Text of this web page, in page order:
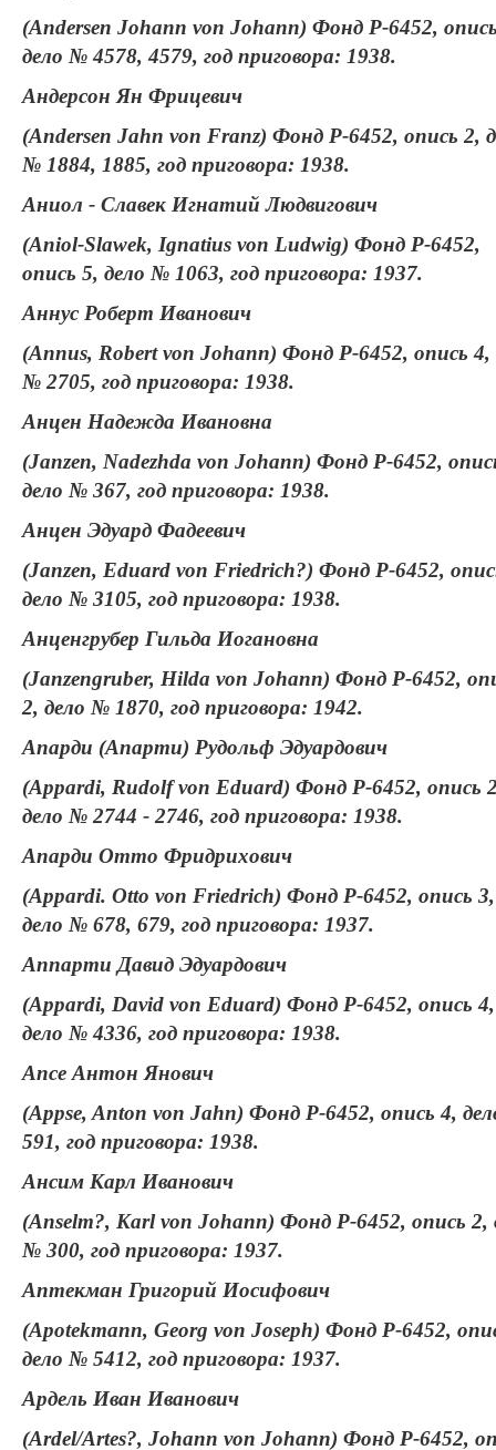
(Andersen Johann von Johann) Фонд Р-6452,
дело № 4578, 4579, год приговора: 1938.
Андерсон Ян Фрицевич
(Andersen Jahn von Franz) Фонд Р-6452, опись 2,
№ 1884, 1885, год приговора: 1938.
Аниол - Славек Игнатий Людвигович
(Aniol-Slawek, Ignatius von Ludwig) Фонд Р-6452,
опись 5, дело № 1063, год приговора: 1937.
Аннус Роберт Иванович
(Annus, Robert von Johann) Фонд Р-6452, опись 4,
№ 2705, год приговора: 1938.
Анцен Надежда Ивановна
(Janzen, Nadezhda von Johann) Фонд Р-6452,
дело № 367, год приговора: 1938.
Анцен Эдуард Фадеевич
(Janzen, Eduard von Friedrich?) Фонд Р-6452,
дело № 3105, год приговора: 1938.
Анценгрубер Гильда Иогановна
(Janzengruber, Hilda von Johann) Фонд Р-6452,
2, дело № 1870, год приговора: 1942.
Апарди (Апарти) Рудольф Эдуардович
(Appardi, Rudolf von Eduard) Фонд Р-6452, опись
дело № 2744 - 2746, год приговора: 1938.
Апарди Отто Фридрихович
(Appardi. Otto von Friedrich) Фонд Р-6452, опись 3,
дело № 678, 679, год приговора: 1937.
Аппарти Давид Эдуардович
(Appardi, David von Eduard) Фонд Р-6452, опись 4,
дело № 4336, год приговора: 1938.
Апсе Антон Янович
(Appse, Anton von Jahn) Фонд Р-6452, опись 4,
591, год приговора: 1938.
Ансим Карл Иванович
(Anselm?, Karl von Johann) Фонд Р-6452, опись 2,
№ 300, год приговора: 1937.
Аптекман Григорий Иосифович
(Apotekmann, Georg von Joseph) Фонд Р-6452,
дело № 5412, год приговора: 1937.
Ардель Иван Иванович
(Ardel/Artes?, Johann von Johann) Фонд Р-6452,